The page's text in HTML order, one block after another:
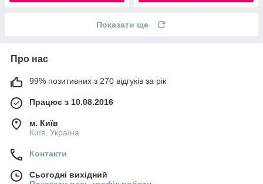
Показати ще
Про нас
99% позитивних з 270 відгуків за рік
Працює з 10.08.2016
м. Київ
Київ, Україна
Контакти
Сьогодні вихідний